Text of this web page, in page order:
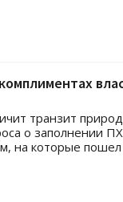
транзит
о заполнении
на которые пошел